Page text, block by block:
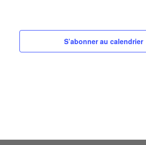
S’abonner au calendrier